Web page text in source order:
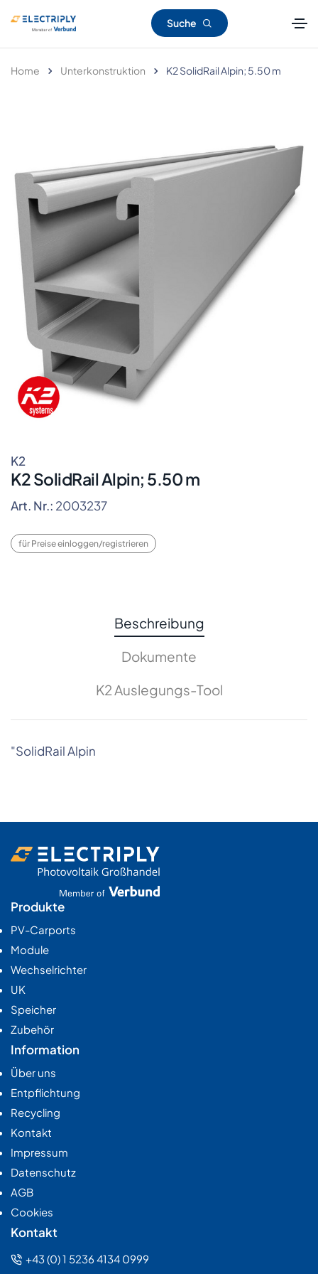
Suche
Home Unterkonstruktion K2 SolidRail Alpin; 5.50 m
K2
K2 SolidRail Alpin; 5.50 m
Art. Nr.: 2003237
für Preise einloggen/registrieren
Beschreibung
Dokumente
K2 Auslegungs-Tool
"SolidRail Alpin
Produkte
PV-Carports
Module
Wechselrichter
UK
Speicher
Zubehör
Information
Über uns
Entpflichtung
Recycling
Kontakt
Impressum
Datenschutz
AGB
Cookies
Kontakt
+43 (0) 1 5236 4134 0999